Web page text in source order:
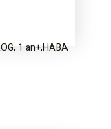
1 an+,HABA